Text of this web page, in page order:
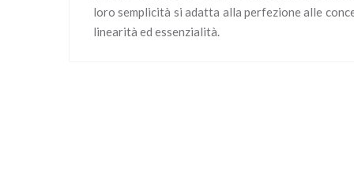
loro semplicità si adatta alla perfezione alle
linearità ed essenzialità.